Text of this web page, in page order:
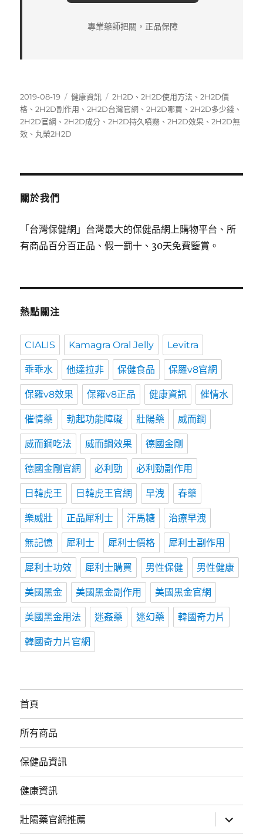
專業藥師把關，正品保障
發
佈
日
期:
2019-08-19
分
類
健康資訊
標
籤
2H2D 、2H2D使用方法 、2H2D價
格 、2H2D副作用 、2H2D台灣官網 、2H2D哪買 、2H2D多少錢 、
2H2D官網 、2H2D成分 、2H2D持久噴霧 、2H2D效果 、2H2D無
效 、 丸榮2H2D
關於我們
「台灣保健網」台灣最大的保健品網上購物平台、所
有商品百分百正品、假一罰十、30天免費鑒賞。
熱點關注
CIALIS Kamagra Oral Jelly Levitra
乖乖水 他達拉非 保健食品 保羅v8官網
保羅v8效果 保羅v8正品 健康資訊 催情水
催情藥 勃起功能障礙 壯陽藥 威而鋼
威而鋼吃法 威而鋼效果 德國金剛
德國金剛官網 必利勁 必利勁副作用
日韓虎王 日韓虎王官網 早洩 春藥
樂威壯 正品犀利士 汗馬糖 治療早洩
無記憶 犀利士 犀利士價格 犀利士副作用
犀利士功效 犀利士購買 男性保健 男性健康
美國黑金 美國黑金副作用 美國黑金官網
美國黑金用法 迷姦藥 迷幻藥 韓國奇力片
韓國奇力片官網
首頁
所有商品
保健品資訊
健康資訊
壯陽藥官網推薦
展
開
子